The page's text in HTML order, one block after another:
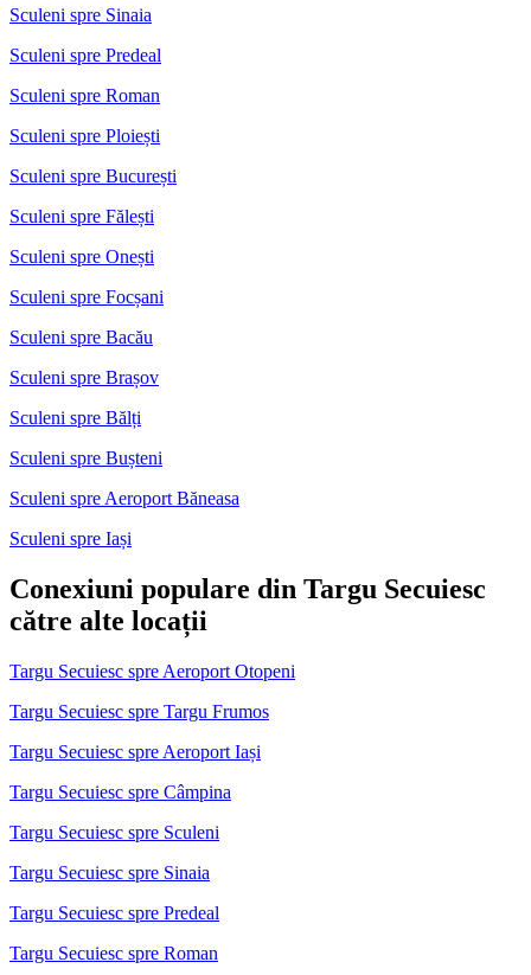
Sculeni spre Sinaia
Sculeni spre Predeal
Sculeni spre Roman
Sculeni spre Ploiești
Sculeni spre București
Sculeni spre Fălești
Sculeni spre Onești
Sculeni spre Focșani
Sculeni spre Bacău
Sculeni spre Brașov
Sculeni spre Bălți
Sculeni spre Bușteni
Sculeni spre Aeroport Băneasa
Sculeni spre Iași
Conexiuni populare din Targu Secuiesc
către alte locații
Targu Secuiesc spre Aeroport Otopeni
Targu Secuiesc spre Targu Frumos
Targu Secuiesc spre Aeroport Iași
Targu Secuiesc spre Câmpina
Targu Secuiesc spre Sculeni
Targu Secuiesc spre Sinaia
Targu Secuiesc spre Predeal
Targu Secuiesc spre Roman